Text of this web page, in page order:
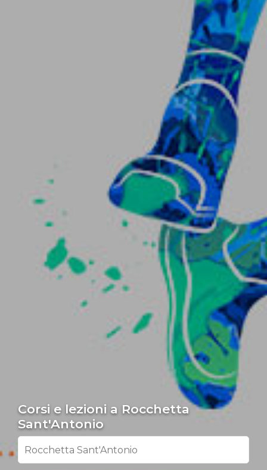
Corsi e lezioni a Rocchetta
Sant'Antonio
Rocchetta Sant'Antonio